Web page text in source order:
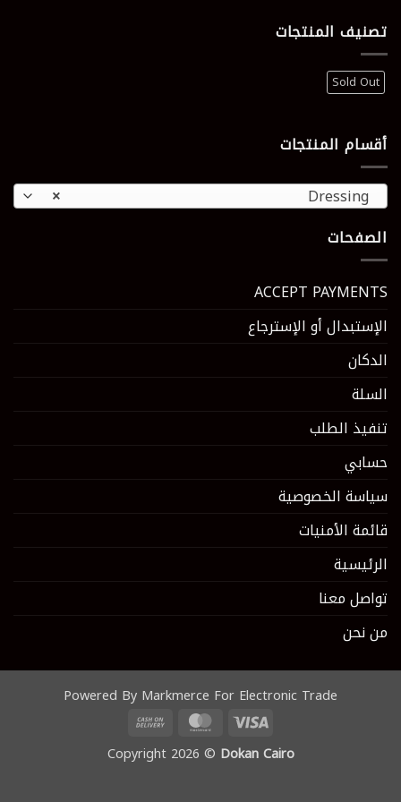
تصنيف المنتجات
Sold Out
أقسام المنتجات
Dressing
الصفحات
ACCEPT PAYMENTS
الإستبدال أو الإسترجاع
الدكان
السلة
تنفيذ الطلب
حسابي
سياسة الخصوصية
قائمة الأمنيات
الرئيسية
تواصل معنا
من نحن
Powered By Markmerce For Electronic Trade
Visa
MasterCard
Cash
Delivery
Copyright 2026 ©Dokan Cairo